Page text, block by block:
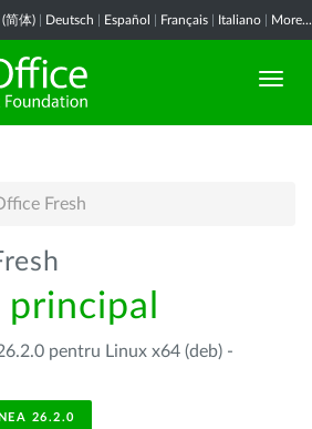
简体) Deutsch Español Français Italiano More...
Fresh
pentru Linux x64 (deb) -
26.2.0